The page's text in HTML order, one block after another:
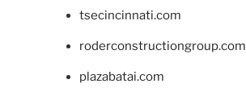
tsecincinnati.com
roderconstructiongroup.com
plazabatai.com